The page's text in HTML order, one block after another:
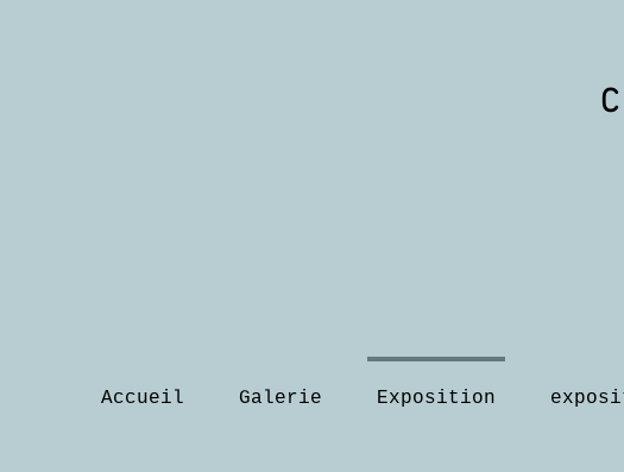
Accueil Galerie Exposition